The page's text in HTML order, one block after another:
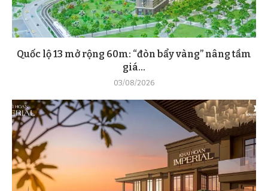
Quốc lộ 13 mở rộng 60m: “đòn bẩy vàng” nâng tầm
giá...
03/08/2026